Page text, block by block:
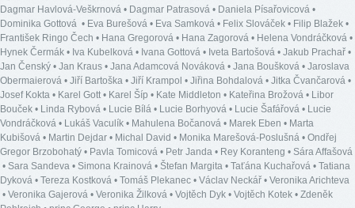
Dagmar Havlová-Veškrnová • Dagmar Patrasová • Daniela Písařovicová •
Dominika Gottová • Eva Burešová • Eva Samková • Felix Slováček • Filip Blažek •
František Ringo Čech • Hana Gregorová • Hana Zagorová • Helena Vondráčková •
Hynek Čermák • Iva Kubelková • Ivana Gottová • Iveta Bartošová • Jakub Prachař •
Jan Čenský • Jan Kraus • Jana Adamcová Nováková • Jana Boušková • Jaroslava
Obermaierová • Jiří Bartoška • Jiří Krampol • Jiřina Bohdalová • Jitka Čvančarová •
Josef Kokta • Karel Gott• Karel Šíp • Kate Middleton • Kateřina Brožová • Libor
Bouček • Linda Rybová • Lucie Bílá • Lucie Borhyová • Lucie Šafářová • Lucie
Vondráčková • Lukáš Vaculík • Mahulena Bočanová • Marek Eben • Marta
Kubišová • Martin Dejdar • Michal David • Monika Marešová-Poslušná • Ondřej
Gregor Brzobohatý • Pavla Tomicová • Petr Janda • Rey Koranteng • Sára Affašová
• Sara Sandeva • Simona Krainová • Štefan Margita • Taťána Kuchařová • Tatiana
Dyková • Tereza Kostková • Tomáš Plekanec • Václav Neckář • Veronika Arichteva
• Veronika Gajerová • Veronika Žilková • Vojtěch Dyk • Vojtěch Kotek • Zdeněk